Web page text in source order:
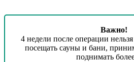
Важно!
4 недели после операции
посещать сауны и бани,
поднимать